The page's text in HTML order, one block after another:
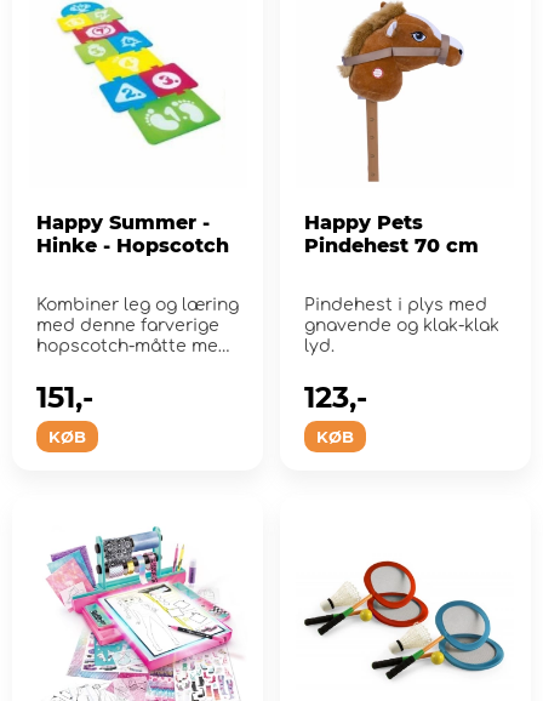
Happy Summer -
Hinke - Hopscotch
Kombiner leg og læring
med denne farverige
hopscotch-måtte med
KØB
151,-
Happy Pets
Pindehest 70 cm
Pindehest i plys med
gnavende og klak-klak
lyd.
KØB
123,-